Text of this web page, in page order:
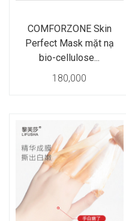
COMFORZONE Skin
Perfect Mask mặt nạ
bio-cellulose...
180,000